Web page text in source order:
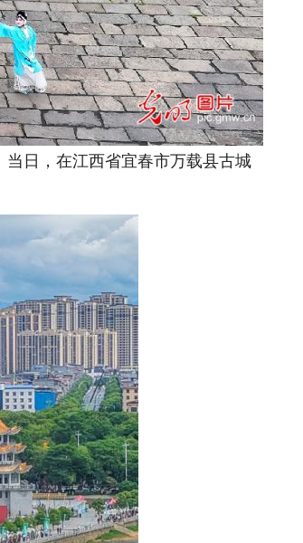
日，在江西省宜春市万载县古城